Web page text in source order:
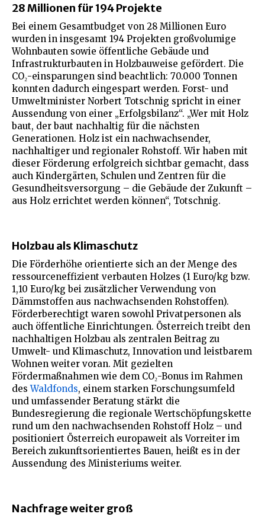
28 Millionen für 194 Projekte
Bei einem Gesamtbudget von 28 Millionen Euro
wurden in insgesamt 194 Projekten großvolumige
Wohnbauten sowie öffentliche Gebäude und
Infrastrukturbauten in Holzbauweise gefördert. Die
CO₂-einsparungen sind beachtlich: 70.000 Tonnen
konnten dadurch eingespart werden. Forst- und
Umweltminister Norbert Totschnig spricht in einer
Aussendung von einer „Erfolgsbilanz“. „Wer mit Holz
baut, der baut nachhaltig für die nächsten
Generationen. Holz ist ein nachwachsender,
nachhaltiger und regionaler Rohstoff. Wir haben mit
dieser Förderung erfolgreich sichtbar gemacht, dass
auch Kindergärten, Schulen und Zentren für die
Gesundheitsversorgung – die Gebäude der Zukunft –
aus Holz errichtet werden können“, Totschnig.
Holzbau als Klimaschutz
Die Förderhöhe orientierte sich an der Menge des
ressourceneffizient verbauten Holzes (1 Euro/kg bzw.
1,10 Euro/kg bei zusätzlicher Verwendung von
Dämmstoffen aus nachwachsenden Rohstoffen).
Förderberechtigt waren sowohl Privatpersonen als
auch öffentliche Einrichtungen. Österreich treibt den
nachhaltigen Holzbau als zentralen Beitrag zu
Umwelt- und Klimaschutz, Innovation und leistbarem
Wohnen weiter voran. Mit gezielten
Fördermaßnahmen wie dem CO₂-Bonus im Rahmen
desWaldfonds, einem starken Forschungsumfeld
und umfassender Beratung stärkt die
Bundesregierung die regionale Wertschöpfungskette
rund um den nachwachsenden Rohstoff Holz – und
positioniert Österreich europaweit als Vorreiter im
Bereich zukunftsorientiertes Bauen, heißt es in der
Aussendung des Ministeriums weiter.
Nachfrage weiter groß